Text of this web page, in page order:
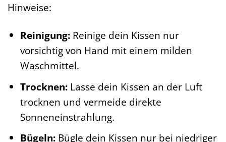
Hinweise:
Reinigung:Reinige dein Kissen nur
vorsichtig von Hand mit einem milden
Waschmittel.
Trocknen:Lasse dein Kissen an der Luft
trocknen und vermeide direkte
Sonneneinstrahlung.
Bügeln:Bügle dein Kissen nur bei niedriger